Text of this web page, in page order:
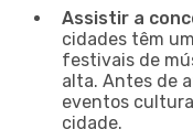
Assistir a
cidades têm
festivais de
alta. Antes de
eventos
cidade.